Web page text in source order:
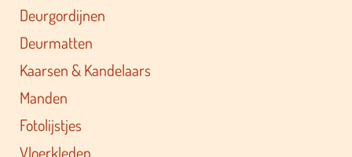
Deurgordijnen
Deurmatten
Kaarsen & Kandelaars
Manden
Fotolijstjes
Vloerkleden